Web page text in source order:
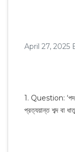
April 27, 2025
1. Question: ‘পদ’
প্রত্যয়ান্ত শব্দ বা